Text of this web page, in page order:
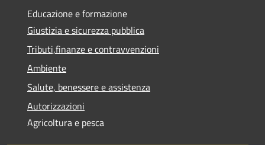
Educazione e formazione
Giustizia e sicurezza pubblica
Tributi,finanze e contravvenzioni
Ambiente
Salute, benessere e assistenza
Autorizzazioni
Agricoltura e pesca